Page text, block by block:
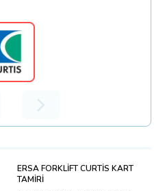
ERSA FORKLİFT CURTİS KART
TAMİRİ